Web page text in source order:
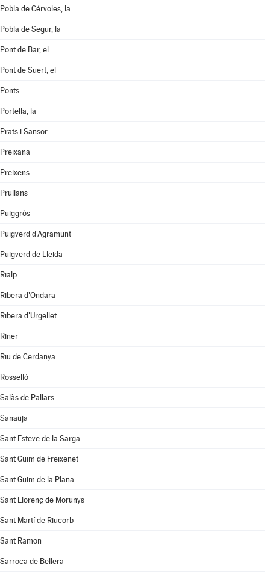
Pobla de Cérvoles, la
Pobla de Segur, la
Pont de Bar, el
Pont de Suert, el
Ponts
Portella, la
Prats i Sansor
Preixana
Preixens
Prullans
Puiggròs
Puigverd d'Agramunt
Puigverd de Lleida
Rialp
Ribera d'Ondara
Ribera d'Urgellet
Riner
Riu de Cerdanya
Rosselló
Salàs de Pallars
Sanaüja
Sant Esteve de la Sarga
Sant Guim de Freixenet
Sant Guim de la Plana
Sant Llorenç de Morunys
Sant Martí de Riucorb
Sant Ramon
Sarroca de Bellera